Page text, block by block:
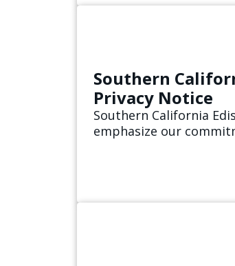
Southern
Privacy Notice
Southern California
emphasize our